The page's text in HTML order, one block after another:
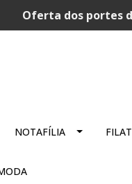
Oferta dos portes
NOTAFÍLIA